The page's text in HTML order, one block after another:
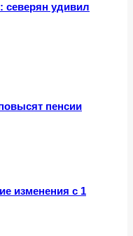
северян удивил
пенсии
изменения с 1